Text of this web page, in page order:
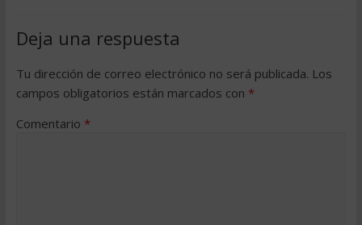
Deja una respuesta
Tu dirección de correo electrónico no será publicada. Los
campos obligatorios están marcados con *
Comentario *